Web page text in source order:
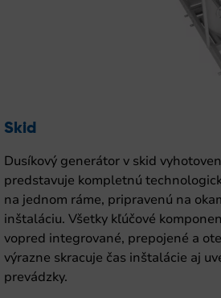
Skid
Dusíkový generátor v skid
predstavuje kompletnú
na jednom ráme, pripravenú na
inštaláciu. Všetky kľúčové
vopred integrované, prepojené a
výrazne skracuje čas inštalácie aj
prevádzky.